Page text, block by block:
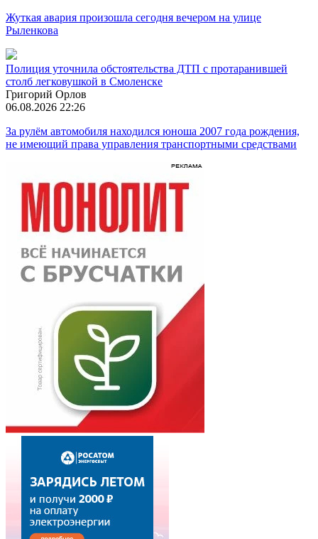
Жуткая авария произошла сегодня вечером на улице
Рыленкова
Полиция уточнила обстоятельства ДТП с протаранившей
столб легковушкой в Смоленске
Григорий Орлов
06.08.2026 22:26
За рулём автомобиля находился юноша 2007 года рождения,
не имеющий права управления транспортными средствами